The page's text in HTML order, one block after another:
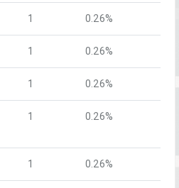
1 0.26%
1 0.26%
1 0.26%
1 0.26%
1 0.26%